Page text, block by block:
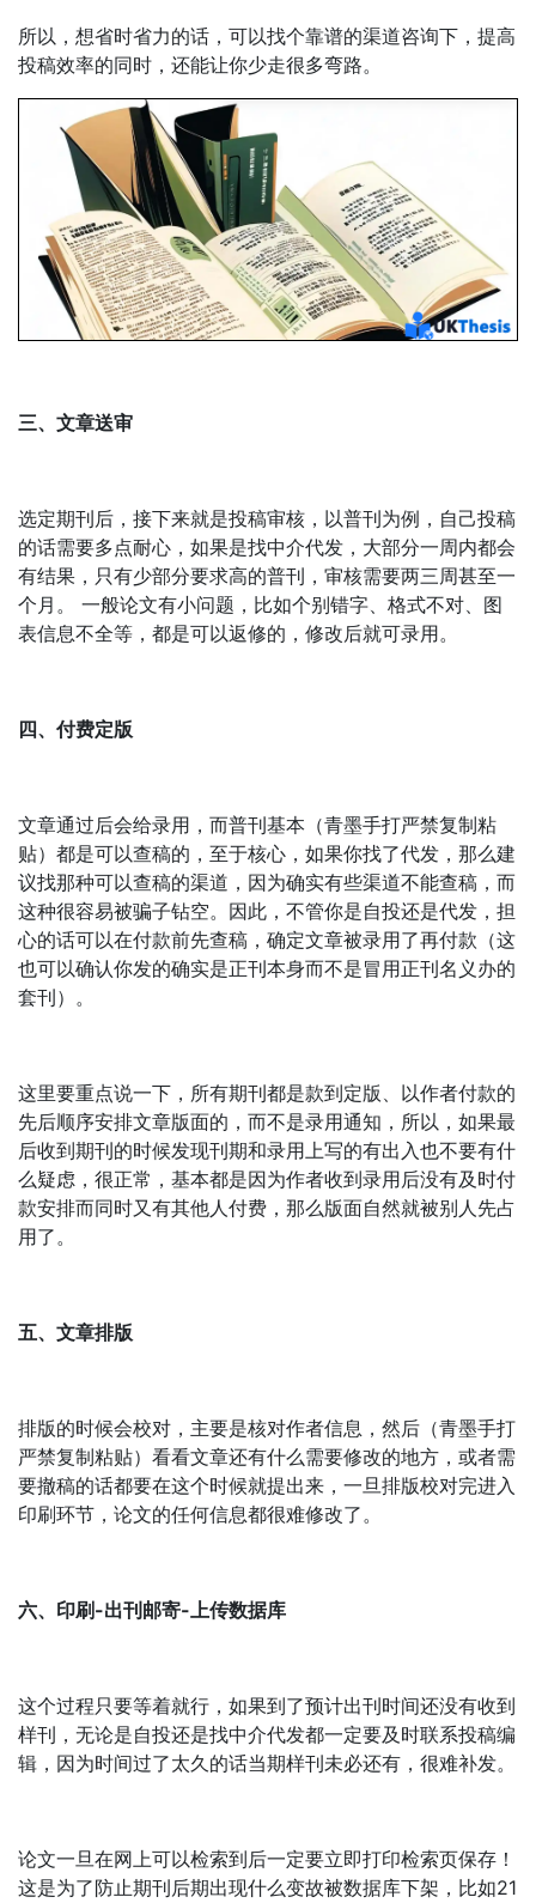
所以，想省时省力的话，可以找个靠谱的渠道咨询下，提高
投稿效率的同时，还能让你少走很多弯路。
三、文章送审
选定期刊后，接下来就是投稿审核，以普刊为例，自己投稿
的话需要多点耐心，如果是找中介代发，大部分一周内都会
有结果，只有少部分要求高的普刊，审核需要两三周甚至一
个月。 一般论文有小问题，比如个别错字、格式不对、图
表信息不全等，都是可以返修的，修改后就可录用。
四、付费定版
文章通过后会给录用，而普刊基本（青墨手打严禁复制粘
贴）都是可以查稿的，至于核心，如果你找了代发，那么建
议找那种可以查稿的渠道，因为确实有些渠道不能查稿，而
这种很容易被骗子钻空。因此，不管你是自投还是代发，担
心的话可以在付款前先查稿，确定文章被录用了再付款（这
也可以确认你发的确实是正刊本身而不是冒用正刊名义办的
套刊）。
这里要重点说一下，所有期刊都是款到定版、以作者付款的
先后顺序安排文章版面的，而不是录用通知，所以，如果最
后收到期刊的时候发现刊期和录用上写的有出入也不要有什
么疑虑，很正常，基本都是因为作者收到录用后没有及时付
款安排而同时又有其他人付费，那么版面自然就被别人先占
用了。
五、文章排版
排版的时候会校对，主要是核对作者信息，然后（青墨手打
严禁复制粘贴）看看文章还有什么需要修改的地方，或者需
要撤稿的话都要在这个时候就提出来，一旦排版校对完进入
印刷环节，论文的任何信息都很难修改了。
六、印刷-出刊邮寄-上传数据库
这个过程只要等着就行，如果到了预计出刊时间还没有收到
样刊，无论是自投还是找中介代发都一定要及时联系投稿编
辑，因为时间过了太久的话当期样刊未必还有，很难补发。
论文一旦在网上可以检索到后一定要立即打印检索页保存！
这是为了防止期刊后期出现什么变故被数据库下架，比如21